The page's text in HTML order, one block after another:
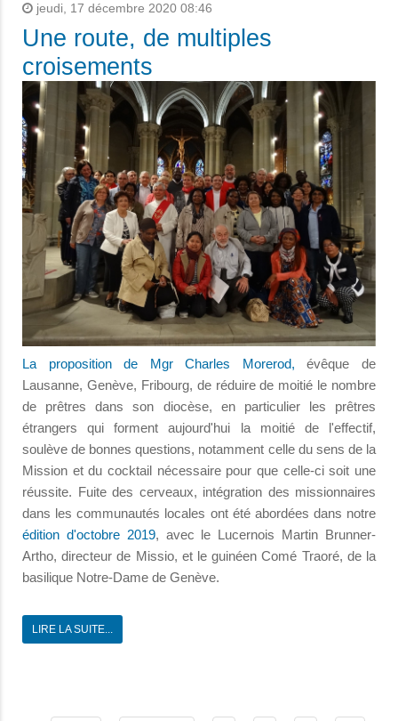
jeudi, 17 décembre 2020 08:46
Une route, de multiples
croisements
La proposition de Mgr Charles Morerod, évêque de
Lausanne, Genève, Fribourg, de réduire de moitié le nombre
de prêtres dans son diocèse, en particulier les prêtres
étrangers qui forment aujourd'hui la moitié de l'effectif,
soulève de bonnes questions, notamment celle du sens de la
Mission et du cocktail nécessaire pour que celle-ci soit une
réussite. Fuite des cerveaux, intégration des missionnaires
dans les communautés locales ont été abordées dans notre
édition d'octobre 2019, avec le Lucernois Martin Brunner-
Artho, directeur de Missio, et le guinéen Comé Traoré, de la
basilique Notre-Dame de Genève.
LIRE LA SUITE...